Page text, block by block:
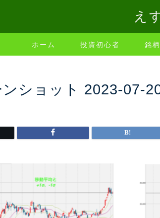
え
ホーム 投資初心者 銘
ンショット 2023-07-